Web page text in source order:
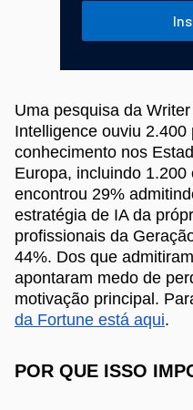
Uma pesquisa da
Intelligence ouviu 2.400
conhecimento nos
Europa, incluindo
encontrou 29%
estratégia de IA da
profissionais da
44%. Dos que
apontaram medo de
motivação principal.
da Fortune está aqui.
POR QUE ISSO